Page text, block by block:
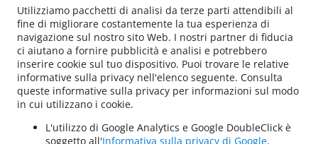
Utilizziamo pacchetti di analisi da terze parti attendibili al
fine di migliorare costantemente la tua esperienza di
navigazione sul nostro sito Web. I nostri partner di fiducia
ci aiutano a fornire pubblicità e analisi e potrebbero
inserire cookie sul tuo dispositivo. Puoi trovare le relative
informative sulla privacy nell'elenco seguente. Consulta
queste informative sulla privacy per informazioni sul modo
in cui utilizzano i cookie.
L'utilizzo di Google Analytics e Google DoubleClick è
soggetto all'Informativa sulla privacy di Google.